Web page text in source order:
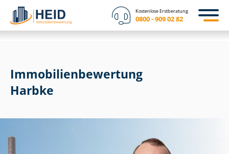
Kostenlose Erstberatung
0800 - 909 02 82
Immobilien­bewertung
Harbke